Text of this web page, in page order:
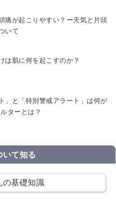
痛が起こりやすい？ー天気と片頭
いて
は肌に何を起こすのか？
」と「特別警戒アラート」は何が
ターとは？
いて知る
の基礎知識